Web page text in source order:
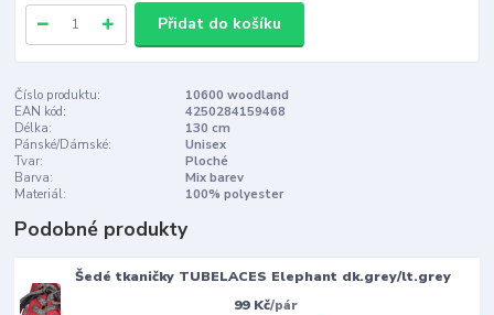
Přidat do košíku
Číslo produktu:
10600 woodland
EAN kód:
4250284159468
Délka:
130 cm
Pánské/Dámské:
Unisex
Tvar:
Ploché
Barva:
Mix barev
Materiál:
100% polyester
Podobné produkty
Šedé tkaničky TUBELACES Elephant dk.grey/lt.grey
99 Kč/pár